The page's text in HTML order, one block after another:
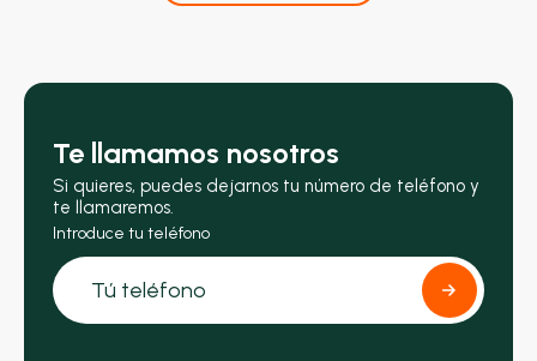
Te llamamos nosotros
Si quieres, puedes dejarnos tu número de teléfono y
te llamaremos.
Introduce tu teléfono